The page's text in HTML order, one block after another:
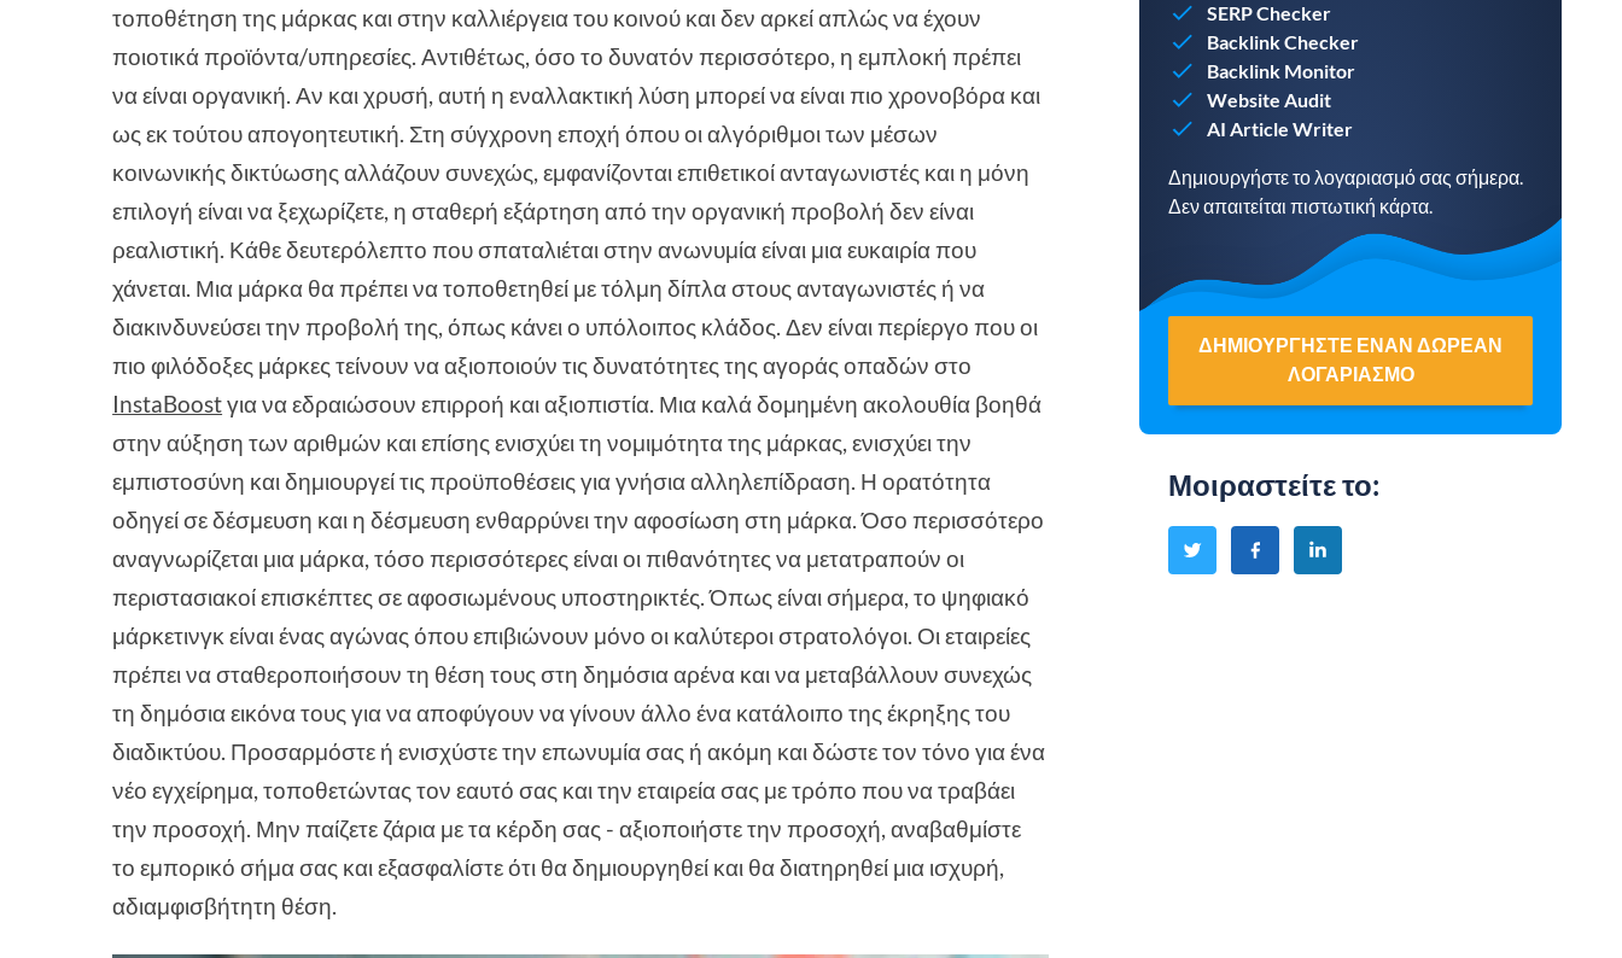
τοποθέτηση της μάρκας και στην καλλιέργεια του κοινού και δεν αρκεί απλώς να έχουν
ποιοτικά προϊόντα/υπηρεσίες. Αντιθέτως, όσο το δυνατόν περισσότερο, η εμπλοκή πρέπει
να είναι οργανική. Αν και χρυσή, αυτή η εναλλακτική λύση μπορεί να είναι πιο χρονοβόρα και
ως εκ τούτου απογοητευτική. Στη σύγχρονη εποχή όπου οι αλγόριθμοι των μέσων
κοινωνικής δικτύωσης αλλάζουν συνεχώς, εμφανίζονται επιθετικοί ανταγωνιστές και η μόνη
επιλογή είναι να ξεχωρίζετε, η σταθερή εξάρτηση από την οργανική προβολή δεν είναι
ρεαλιστική. Κάθε δευτερόλεπτο που σπαταλιέται στην ανωνυμία είναι μια ευκαιρία που
χάνεται. Μια μάρκα θα πρέπει να τοποθετηθεί με τόλμη δίπλα στους ανταγωνιστές ή να
διακινδυνεύσει την προβολή της, όπως κάνει ο υπόλοιπος κλάδος. Δεν είναι περίεργο που οι
πιο φιλόδοξες μάρκες τείνουν να αξιοποιούν τις δυνατότητες της αγοράς οπαδών στο
InstaBoostγια να εδραιώσουν επιρροή και αξιοπιστία. Μια καλά δομημένη ακολουθία βοηθά
στην αύξηση των αριθμών και επίσης ενισχύει τη νομιμότητα της μάρκας, ενισχύει την
εμπιστοσύνη και δημιουργεί τις προϋποθέσεις για γνήσια αλληλεπίδραση. Η ορατότητα
οδηγεί σε δέσμευση και η δέσμευση ενθαρρύνει την αφοσίωση στη μάρκα. Όσο περισσότερο
αναγνωρίζεται μια μάρκα, τόσο περισσότερες είναι οι πιθανότητες να μετατραπούν οι
περιστασιακοί επισκέπτες σε αφοσιωμένους υποστηρικτές. Όπως είναι σήμερα, το ψηφιακό
μάρκετινγκ είναι ένας αγώνας όπου επιβιώνουν μόνο οι καλύτεροι στρατολόγοι. Οι εταιρείες
πρέπει να σταθεροποιήσουν τη θέση τους στη δημόσια αρένα και να μεταβάλλουν συνεχώς
τη δημόσια εικόνα τους για να αποφύγουν να γίνουν άλλο ένα κατάλοιπο της έκρηξης του
διαδικτύου. Προσαρμόστε ή ενισχύστε την επωνυμία σας ή ακόμη και δώστε τον τόνο για ένα
νέο εγχείρημα, τοποθετώντας τον εαυτό σας και την εταιρεία σας με τρόπο που να τραβάει
την προσοχή. Μην παίζετε ζάρια με τα κέρδη σας - αξιοποιήστε την προσοχή, αναβαθμίστε
το εμπορικό σήμα σας και εξασφαλίστε ότι θα δημιουργηθεί και θα διατηρηθεί μια ισχυρή,
αδιαμφισβήτητη θέση.
SERP Checker
Backlink Checker
Backlink Monitor
Website Audit
AI Article Writer
Δημιουργήστε το λογαριασμό σας σήμερα.
Δεν απαιτείται πιστωτική κάρτα.
ΔΗΜΙΟΥΡΓΉΣΤΕ ΈΝΑΝ ΔΩΡΕΆΝ
ΛΟΓΑΡΙΑΣΜΌ
Μοιραστείτε το: